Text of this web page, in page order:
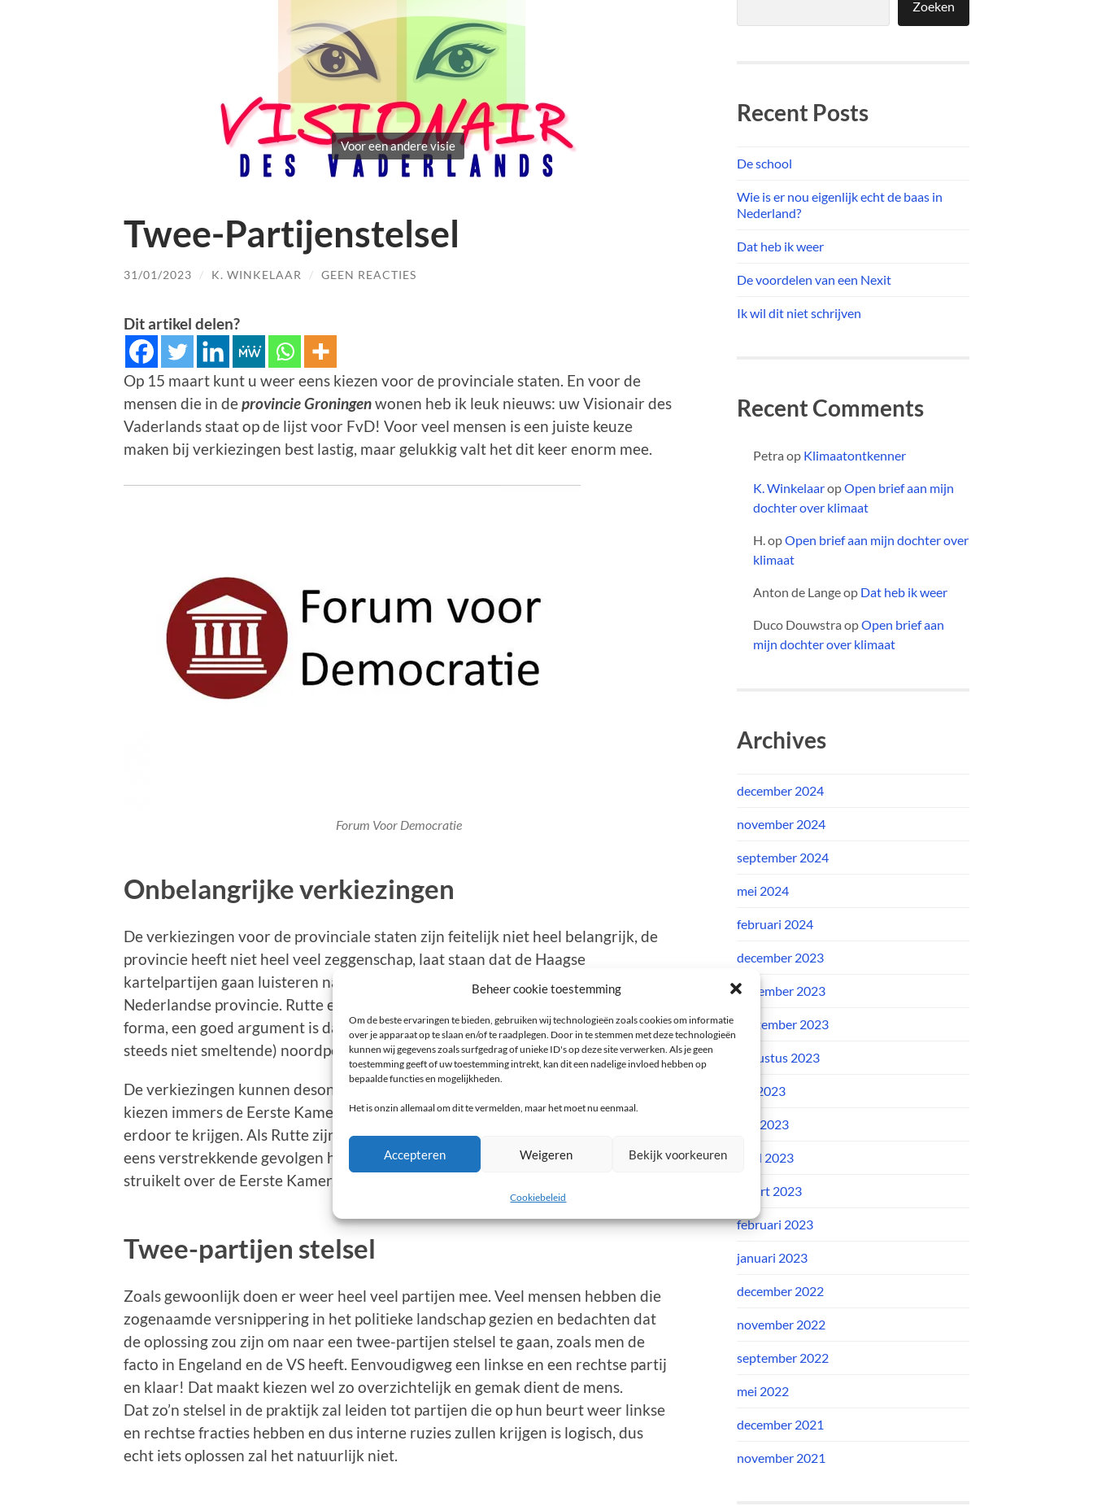
Beheer cookie toestemming
Om de beste ervaringen te bieden, gebruiken wij technologieën zoals cookies om informatie
over je apparaat op te slaan en/of te raadplegen. Door in te stemmen met deze technologieën
kunnen wij gegevens zoals surfgedrag of unieke ID's op deze site verwerken. Als je geen
toestemming geeft of uw toestemming intrekt, kan dit een nadelige invloed hebben op
bepaalde functies en mogelijkheden.
Het is onzin allemaal om dit te vermelden, maar het moet nu eenmaal.
Accepteren Weigeren Bekijk voorkeuren
Cookiebeleid
Voor een andere visie
Twee-Partijenstelsel
31/01/2023 / K. WINKELAAR / GEEN REACTIES
Dit artikel delen?
Op 15 maart kunt u weer eens kiezen voor de provinciale staten. En voor de
mensen die in deprovincie Groningenwonen heb ik leuk nieuws: uw Visionair des
Vaderlands staat op de lijst voor FvD! Voor veel mensen is een juiste keuze
maken bij verkiezingen best lastig, maar gelukkig valt het dit keer enorm mee.
Forum Voor Democratie
Onbelangrijke verkiezingen
De verkiezingen voor de provinciale staten zijn feitelijk niet heel belangrijk, de
provincie heeft niet heel veel zeggenschap, laat staan dat de Haagse
kartelpartijen gaan luisteren naar eventuele argumenten vanuit een
Nederlandse provincie. Rutte en zijn team spelen machtspolitiek in optima
forma, een goed argument is daarbij net zo nuttig als een koelkast op de (nog
steeds niet smeltende) noordpool.
De verkiezingen kunnen desondanks toch cruciaal zijn voor Rutte. De provincies
kiezen immers de Eerste Kamer, en die is in veel gevallen nodig om wetgeving
erdoor te krijgen. Als Rutte zijn meerderheid verliest in de Senaat kan dat wel
eens verstrekkende gevolgen hebben. Het zou niet het eerste kabinet zijn dat
struikelt over de Eerste Kamer.
Twee-partijen stelsel
Zoals gewoonlijk doen er weer heel veel partijen mee. Veel mensen hebben die
zogenaamde versnippering in het politieke landschap gezien en bedachten dat
de oplossing zou zijn om naar een twee-partijen stelsel te gaan, zoals men de
facto in Engeland en de VS heeft. Eenvoudigweg een linkse en een rechtse partij
en klaar! Dat maakt kiezen wel zo overzichtelijk en gemak dient de mens.
Dat zo’n stelsel in de praktijk zal leiden tot partijen die op hun beurt weer linkse
en rechtse fracties hebben en dus interne ruzies zullen krijgen is logisch, dus
echt iets oplossen zal het natuurlijk niet.
Zoeken
Recent Posts
De school
Wie is er nou eigenlijk echt de baas in
Nederland?
Dat heb ik weer
De voordelen van een Nexit
Ik wil dit niet schrijven
Recent Comments
Petra op Klimaatontkenner
K. WinkelaaropOpen brief aan mijn
dochter over klimaat
H. opOpen brief aan mijn dochter over
klimaat
Anton de Langeop Dat heb ik weer
Duco Douwstra opOpen brief aan
mijn dochter over klimaat
Archives
december 2024
november 2024
september 2024
mei 2024
februari 2024
december 2023
november 2023
september 2023
augustus 2023
juli 2023
mei 2023
april 2023
maart 2023
februari 2023
januari 2023
december 2022
november 2022
september 2022
mei 2022
december 2021
november 2021